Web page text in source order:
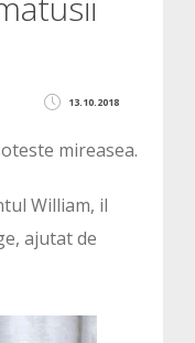
13.10.2018
mireasea.
William, il
ajutat de